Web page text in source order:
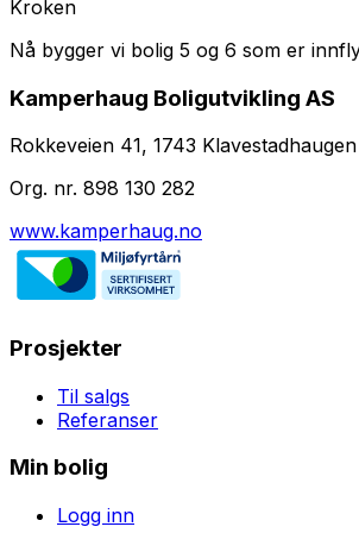
Kroken
Nå bygger vi bolig 5 og 6 som er
Kamperhaug Boligutvikling AS
Rokkeveien 41, 1743 Klavestadhaugen
Org. nr. 898 130 282
www.kamperhaug.no
Prosjekter
Til salgs
Referanser
Min bolig
Logg inn